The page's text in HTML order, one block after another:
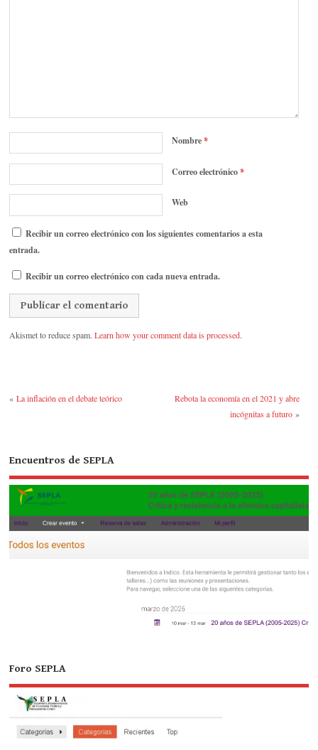
Nombre*
Correo electrónico*
Web
Recibir un correo electrónico con los siguientes comentarios a esta
entrada.
Recibir un correo electrónico con cada nueva entrada.
Akismet to reduce spam.Learn how your comment data is processed.
«La inflación en el debate teórico
Rebota la economía en el 2021 y abre
incógnitas a futuro»
Encuentros de SEPLA
Foro SEPLA